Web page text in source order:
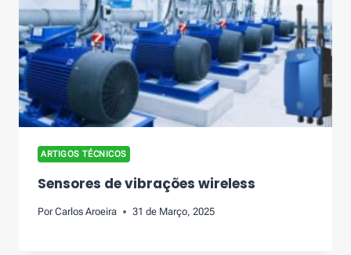
ARTIGOS TÉCNICOS
Sensores de vibrações wireless
Por Carlos Aroeira 31 de Março, 2025